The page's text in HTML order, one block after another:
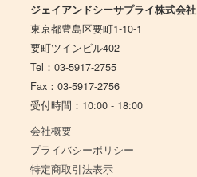
ジェイアンドシーサプライ株式会社
東京都豊島区要町1-10-1
要町ツインビル402
Tel：03-5917-2755
Fax：03-5917-2756
受付時間：10:00 - 18:00
会社概要
プライバシーポリシー
特定商取引法表示